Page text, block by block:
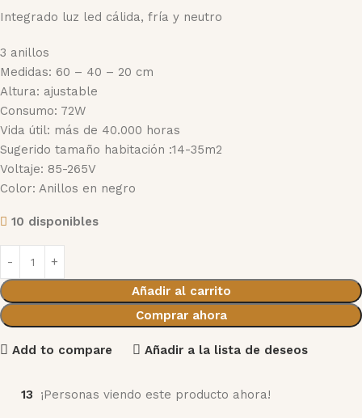
Integrado luz led cálida, fría y neutro
3 anillos
Medidas: 60 – 40 – 20 cm
Altura: ajustable
Consumo: 72W
Vida útil: más de 40.000 horas
Sugerido tamaño habitación :14-35m2
Voltaje: 85-265V
Color: Anillos en negro
10 disponibles
Añadir al carrito
Comprar ahora
Add to compare Añadir a la lista de deseos
13 ¡Personas viendo este producto ahora!